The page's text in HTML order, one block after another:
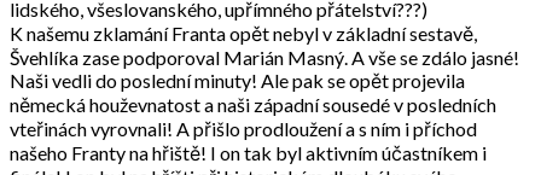
lidského, všeslovanského, upřímného přátelství???)
K našemu zklamání Franta opět nebyl v základní sestavě,
Švehlíka zase podporoval Marián Masný. A vše se zdálo jasné!
Naši vedli do poslední minuty! Ale pak se opět projevila
německá houževnatost a naši západní sousedé v posledních
vteřinách vyrovnali! A přišlo prodloužení a s ním i příchod
našeho Franty na hřiště! I on tak byl aktivním účastníkem i